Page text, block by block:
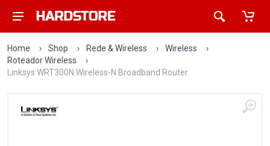
Home › Shop › Rede & Wireless › Wireless
›
Roteador Wireless
›
Linksys WRT300N Wireless-N Broadband Router